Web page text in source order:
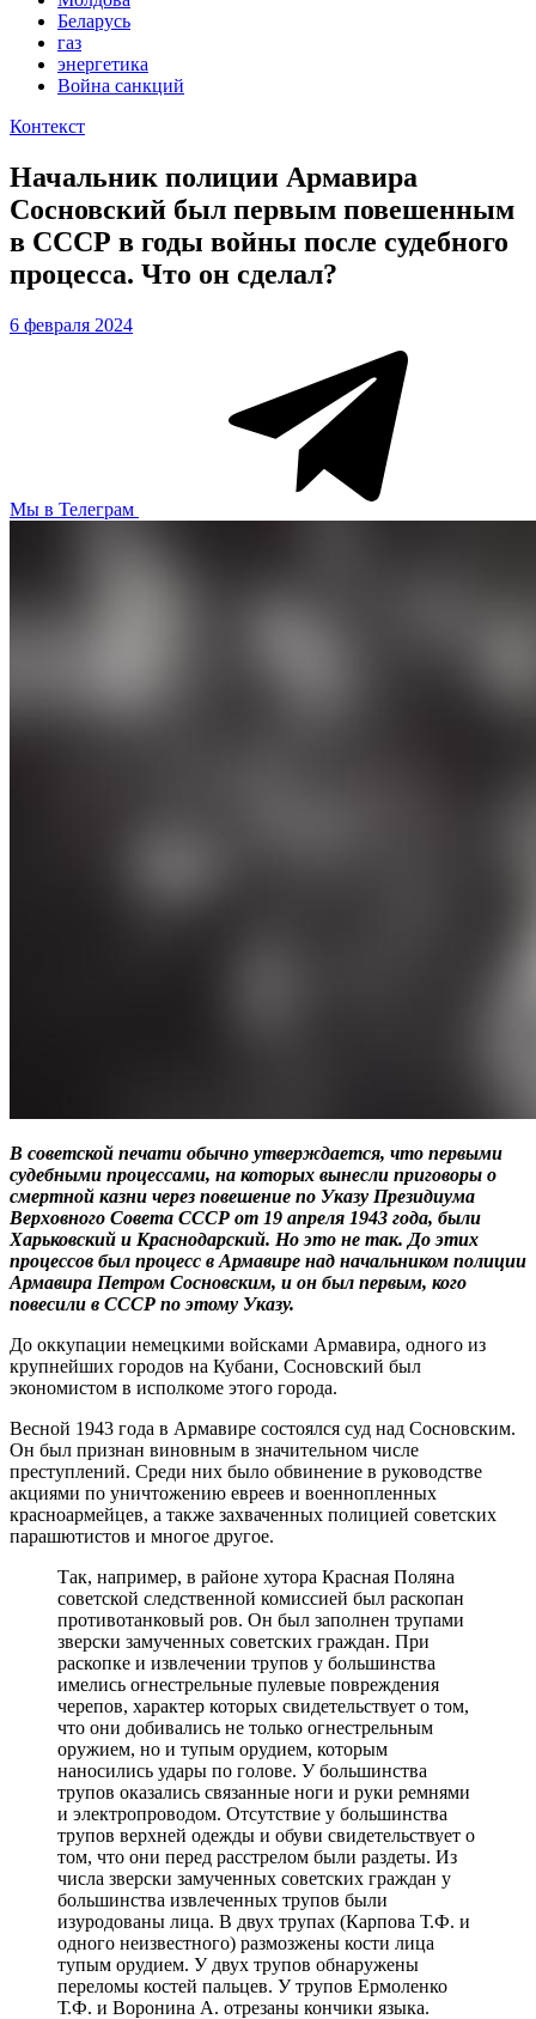
Беларусь
газ
энергетика
Война санкций
Контекст
Начальник полиции Армавира
Сосновский был первым повешенным
в СССР в годы войны после судебного
процесса. Что он сделал?
6 февраля 2024
Мы в Телеграм
В советской печати обычно утверждается, что первыми
судебными процессами, на которых вынесли приговоры о
смертной казни через повешение по Указу Президиума
Верховного Совета СССР от 19 апреля 1943 года, были
Харьковский и Краснодарский. Но это не так. До этих
процессов был процесс в Армавире над начальником полиции
Армавира Петром Сосновским, и он был первым, кого
повесили в СССР по этому Указу.
До оккупации немецкими войсками Армавира, одного из
крупнейших городов на Кубани, Сосновский был
экономистом в исполкоме этого города.
Весной 1943 года в Армавире состоялся суд над Сосновским.
Он был признан виновным в значительном числе
преступлений. Среди них было обвинение в руководстве
акциями по уничтожению евреев и военнопленных
красноармейцев, а также захваченных полицией советских
парашютистов и многое другое.
Так, например, в районе хутора Красная Поляна
советской следственной комиссией был раскопан
противотанковый ров. Он был заполнен трупами
зверски замученных советских граждан. При
раскопке и извлечении трупов у большинства
имелись огнестрельные пулевые повреждения
черепов, характер которых свидетельствует о том,
что они добивались не только огнестрельным
оружием, но и тупым орудием, которым
наносились удары по голове. У большинства
трупов оказались связанные ноги и руки ремнями
и электропроводом. Отсутствие у большинства
трупов верхней одежды и обуви свидетельствует о
том, что они перед расстрелом были раздеты. Из
числа зверски замученных советских граждан у
большинства извлеченных трупов были
изуродованы лица. В двух трупах (Карпова Т.Ф. и
одного неизвестного) размозжены кости лица
тупым орудием. У двух трупов обнаружены
переломы костей пальцев. У трупов Ермоленко
Т.Ф. и Воронина А. отрезаны кончики языка.